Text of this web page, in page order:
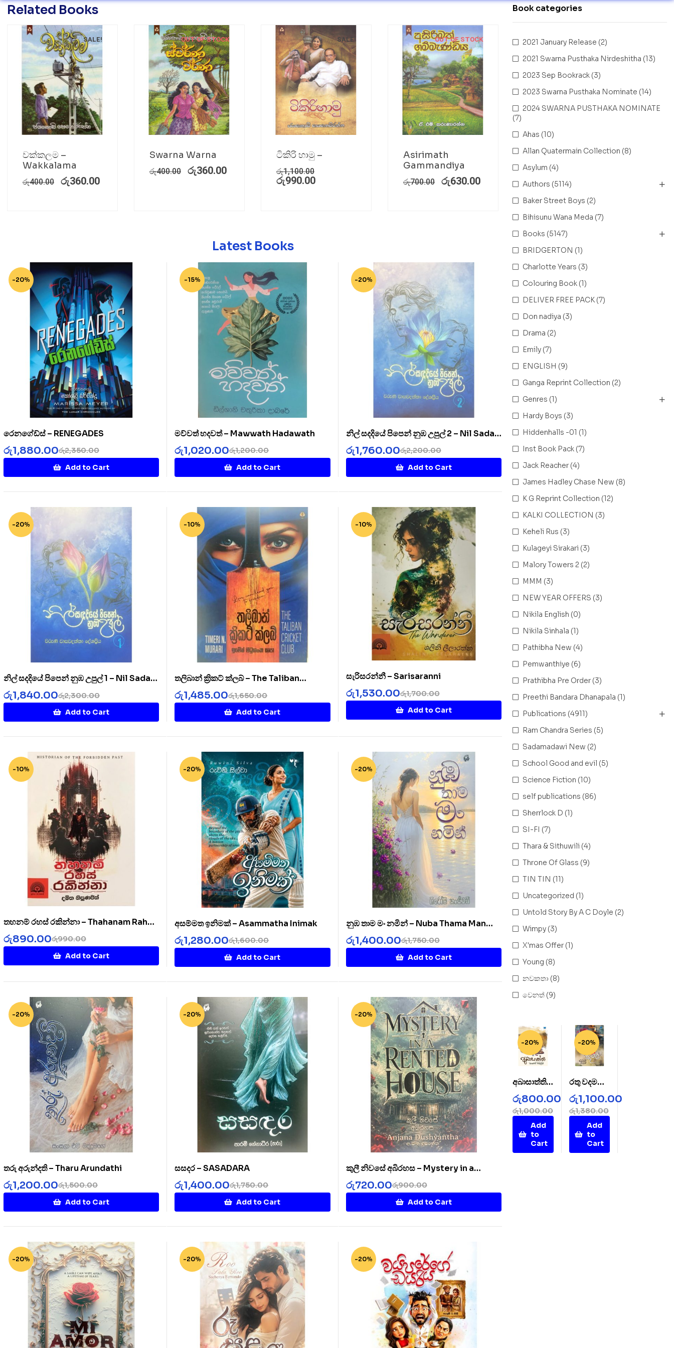
Related Books
SALE!
වක්කලම –
Wakkalama
රු400.00 රු360.00
OUT OF STOCK
Swarna Warna
රු400.00 රු360.00
SALE!
ටිකිරි හාමු –
රු1,100.00
රු990.00
OUT OF STOCK
Asirimath
Gammandiya
රු700.00 රු630.00
Latest Books
-20%
රෙනගේඩ්ස් – RENEGADES
රු2,350.00
රු1,880.00
Add to Cart
-15%
මව්වත් හදවත් – Mawwath Hadawath
රු1,200.00
රු1,020.00
Add to Cart
-20%
නිල් සදදියේ පිපෙන් නුඹ උපුල් 2 – Nil Sada
Diye 2
රු2,200.00
රු1,760.00
Add to Cart
-20%
නිල් සදදියේ පිපෙන් නුඹ උපුල් 1 – Nil Sada
Diye 1
රු2,300.00
රු1,840.00
Add to Cart
-10%
තලිබාන් ක්‍රිකට් ක්ලබ් – The Taliban
Cricket Clubරු1,650.00
රු1,485.00
Add to Cart
-10%
සැරිසරන්නී – Sarisaranni
රු1,700.00
රු1,530.00
Add to Cart
-10%
තහනම් රහස් රකින්නා – Thahanam Rahas
Rakinnaa
රු990.00
රු890.00
Add to Cart
-20%
අසම්මත ඉනිමක් – Asammatha Inimak
රු1,600.00
රු1,280.00
Add to Cart
-20%
නුඹ තාම මං නමින් – Nuba Thama Man
Namin
රු1,750.00
රු1,400.00
Add to Cart
-20%
තරු අරුන්දති – Tharu Arundathi
රු1,500.00
රු1,200.00
Add to Cart
-20%
සසදර – SASADARA
රු1,750.00
රු1,400.00
Add to Cart
-20%
කුලී නිවසේ අබිරහස – Mystery in a
Rented House
රු900.00
රු720.00
Add to Cart
-20% -20% -20%
Book categories
2021 January Release (2)
2021 Swarna Pusthaka Nirdeshitha (13)
2023 Sep Bookrack (3)
2023 Swarna Pusthaka Nominate (14)
2024 SWARNA PUSTHAKA NOMINATE
(7)
Ahas (10)
Allan Quatermain Collection (8)
Asylum (4)
Authors (5114)
Baker Street Boys (2)
Bihisunu Wana Meda (7)
Books (5147)
BRIDGERTON (1)
Charlotte Years (3)
Colouring Book (1)
DELIVER FREE PACK (7)
Don nadiya (3)
Drama (2)
Emily (7)
ENGLISH (9)
Ganga Reprint Collection (2)
Genres (1)
Hardy Boys (3)
Hiddenhalls -01 (1)
Inst Book Pack (7)
Jack Reacher (4)
James Hadley Chase New (8)
K G Reprint Collection (12)
KALKI COLLECTION (3)
Keheli Rus (3)
Kulageyi Sirakari (3)
Malory Towers 2 (2)
MMM (3)
NEW YEAR OFFERS (3)
Nikila English (0)
Nikila Sinhala (1)
Pathibha New (4)
Pemwanthiye (6)
Prathibha Pre Order (3)
Preethi Bandara Dhanapala (1)
Publications (4911)
Ram Chandra Series (5)
Sadamadawi New (2)
School Good and evil (5)
Science Fiction (10)
self publications (86)
Sherrlock D (1)
SI-FI (7)
Thara & Sithuwili (4)
Throne Of Glass (9)
TIN TIN (11)
Uncategorized (1)
Untold Story By A C Doyle (2)
Wimpy (3)
X'mas Offer (1)
Young (8)
නවකතා (8)
වෙනත් (9)
-20%
අබාසාත්ති –
AbaSatht
hi
රු1,000.00
රු800.00
Add
to
Cart
-20%
රතු වදමල් –
Rathu
Wada
Mal
රු1,380.00
රු1,100.00
Add
to
Cart